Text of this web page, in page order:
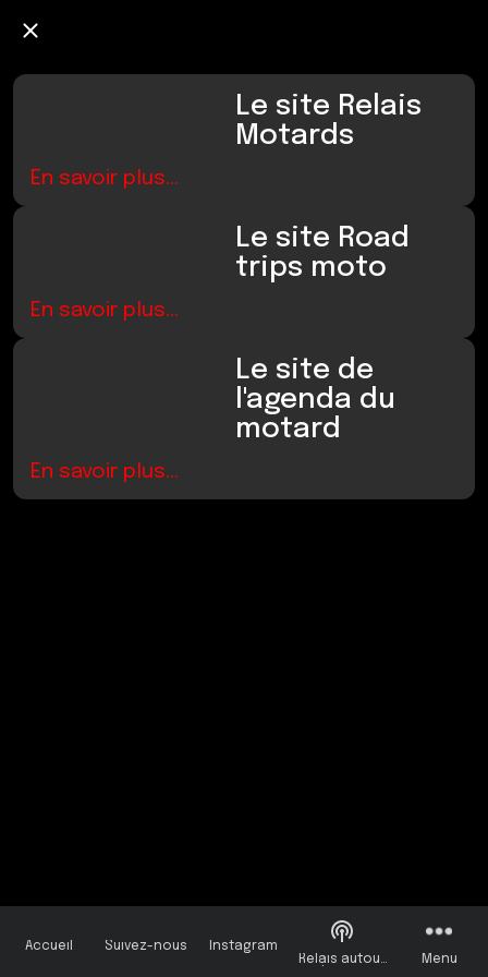
Le site Relais
Motards
En savoir plus...
Le site Road
trips moto
En savoir plus...
Le site de
l'agenda du
motard
En savoir plus...
Accueil Suivez-nous
Instagram
Relais autour
Menu